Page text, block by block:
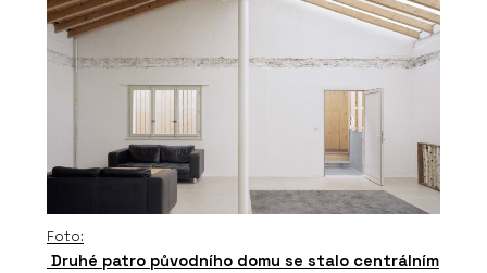
Foto:
Druhé patro původního domu se stalo centrálním